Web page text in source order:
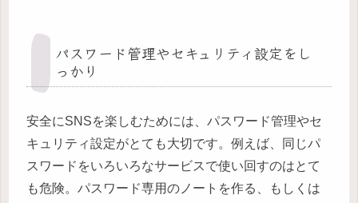
パスワード管理やセキュリティ設定をし
っかり
安全にSNSを楽しむためには、パスワード管理やセ
キュリティ設定がとても大切です。例えば、同じパ
スワードをいろいろなサービスで使い回すのはとて
も危険。パスワード専用のノートを作る、もしくは